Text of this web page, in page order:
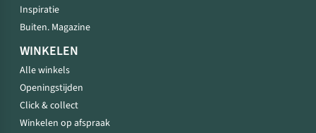
Inspiratie
Buiten. Magazine
WINKELEN
Alle winkels
Openingstijden
Click & collect
Winkelen op afspraak